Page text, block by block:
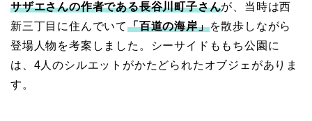
サザエさんの作者である長谷川町子さんが、当時は西
新三丁目に住んでいて「百道の海岸」を散歩しながら
登場人物を考案しました。シーサイドももち公園に
は、4人のシルエットがかたどられたオブジェがありま
す。